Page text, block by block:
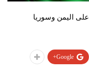
اليمن وسوريا
Google+